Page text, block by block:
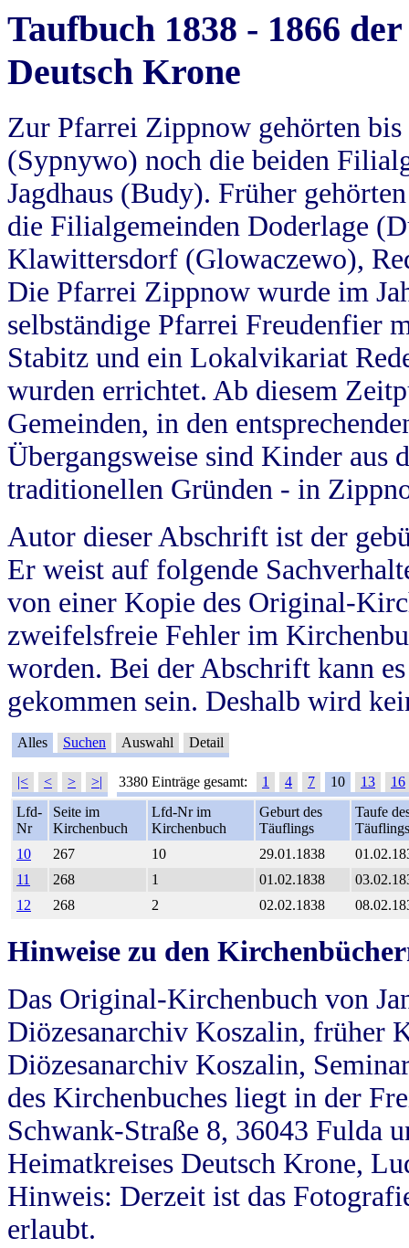
Taufbuch 1838 - 1866
Deutsch Krone
Zur Pfarrei Zippnow gehörten
(Sypnywo) noch die beiden
Jagdhaus (Budy). Früher
die Filialgemeinden Doderlage
Klawittersdorf (Glowaczewo),
Die Pfarrei Zippnow wurde im
selbständige Pfarrei Freudenfier
Stabitz und ein Lokalvikariat
wurden errichtet. Ab diesem
Gemeinden, in den
Übergangsweise sind Kinder aus
traditionellen Gründen - in
Autor dieser Abschrift ist der
Er weist auf folgende
von einer Kopie des Original-
zweifelsfreie Fehler im
worden. Bei der Abschrift kann
gekommen sein. Deshalb wird
Alles Suchen Auswahl Detail
|< < > >| 3380 Einträge gesamt: 1 4 7 10 13
16
Lfd-
Nr
Seite im
Kirchenbuch
Lfd-Nr im
Kirchenbuch
Geburt des
Täuflings
Taufe
Täuflings
10
267 10 29.01.1838
11
268 1 01.02.1838
12
268 2 02.02.1838
Hinweise zu den
Das Original-Kirchenbuch von
Diözesanarchiv Koszalin, früher
Diözesanarchiv Koszalin,
des Kirchenbuches liegt in der
Schwank-Straße 8, 36043 Fulda
Heimatkreises Deutsch Krone,
Hinweis: Derzeit ist das
erlaubt.